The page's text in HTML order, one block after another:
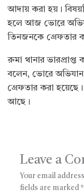
আদায় করা হয়।
হলে আজ ভোরে
তিনজনকে গ্রেফতার
রুমা থানার ভারপ্রাপ্ত
বলেন, ভোরে
গ্রেফতার করা
আছে।
Leave a
Your email
fields are marked *